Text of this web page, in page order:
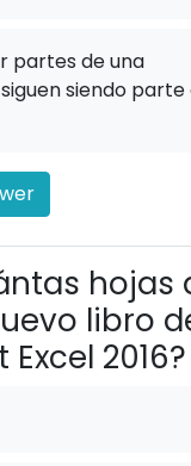
partes de una
siendo parte
hojas
libro
2016?